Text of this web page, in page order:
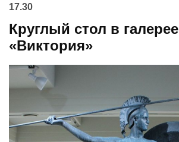
17.30
Круглый стол в галерее
«Виктория»